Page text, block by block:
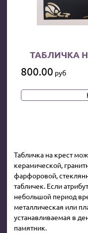
ТАБЛИЧКА
800.00 руб
Табличка на крест
керамической,
фарфоровой,
табличек. Если
небольшой период
металлическая или
устанавливаемая в
памятник.